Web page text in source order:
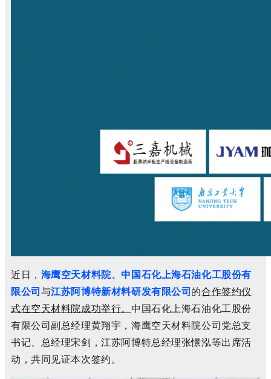
近日， 海鹰空天材料院、中国石化上海石油化工股份有
限公司与江苏阿博特新材料研发有限公司的合作签约仪
式在空天材料院成功举行。 中国石化上海石油化工股份
有限公司副总经理黄翔宇，海鹰空天材料院公司党总支
书记、总经理宋剑，江苏阿博特总经理张憬泓等出席活
动，共同见证本次签约。